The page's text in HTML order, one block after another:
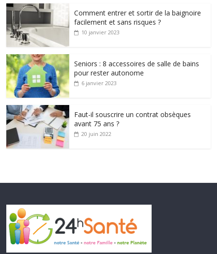
Comment entrer et sortir de la baignoire
facilement et sans risques ?
10 janvier 2023
Seniors : 8 accessoires de salle de bains
pour rester autonome
6 janvier 2023
Faut-il souscrire un contrat obsèques
avant 75 ans ?
20 juin 2022